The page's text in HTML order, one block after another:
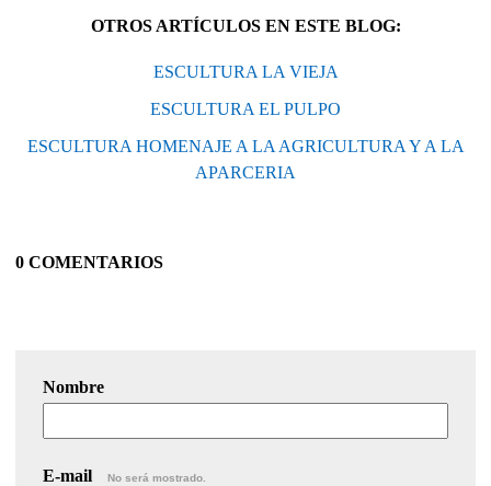
OTROS ARTÍCULOS EN ESTE BLOG:
ESCULTURA LA VIEJA
ESCULTURA EL PULPO
ESCULTURA HOMENAJE A LA AGRICULTURA Y A LA
APARCERIA
0 COMENTARIOS
Nombre
E-mail No será mostrado.